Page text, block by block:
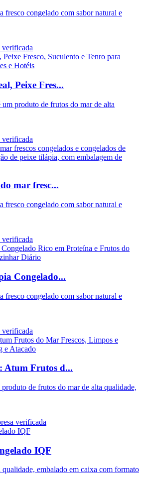
fresco congelado com sabor natural e
Peixe Fres...
produto de frutos do mar de alta
mar fresc...
fresco congelado com sabor natural e
Congelado...
fresco congelado com sabor natural e
Atum Frutos d...
de frutos do mar de alta qualidade,
IQF
embalado em caixa com formato